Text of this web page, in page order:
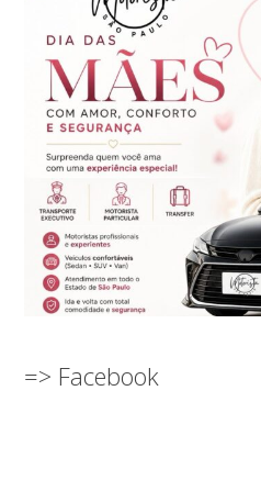
=> Facebook